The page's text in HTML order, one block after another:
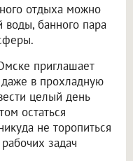
отдыха можно
банного пара
приглашает
даже в прохладную
целый день
остаться
не торопиться
задач